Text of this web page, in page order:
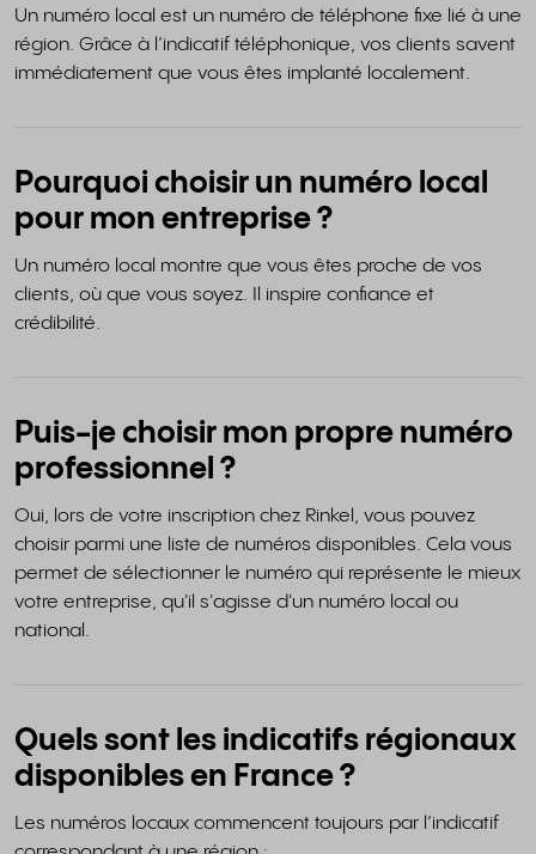
Un numéro local est un numéro de téléphone fixe lié à une
région. Grâce à l’indicatif téléphonique, vos clients savent
immédiatement que vous êtes implanté localement.
Pourquoi choisir un numéro local
pour mon entreprise ?
Un numéro local montre que vous êtes proche de vos
clients, où que vous soyez. Il inspire confiance et
crédibilité.
Puis-je choisir mon propre numéro
professionnel ?
Oui, lors de votre inscription chez Rinkel, vous pouvez
choisir parmi une liste de numéros disponibles. Cela vous
permet de sélectionner le numéro qui représente le mieux
votre entreprise, qu'il s'agisse d'un numéro local ou
national.
Quels sont les indicatifs régionaux
disponibles en France ?
Les numéros locaux commencent toujours par l’indicatif